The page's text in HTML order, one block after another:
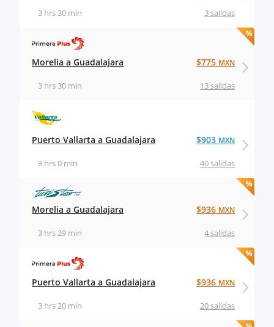
3 salidas
3 hrs 30 min
Morelia a Guadalajara
13 salidas
3 hrs 30 min
$775 MXN
Puerto Vallarta a Guadalajara
40 salidas
3 hrs 0 min
$903 MXN
Morelia a Guadalajara
4 salidas
3 hrs 29 min
$936 MXN
Puerto Vallarta a Guadalajara
20 salidas
3 hrs 20 min
$936 MXN